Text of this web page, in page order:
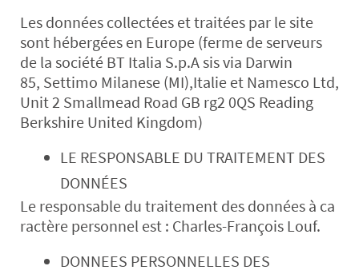
Les données collectées et traitées par le site
sont hébergées en Europe (ferme de serveurs
de la société BT Italia S.p.A sis via Darwin
85, Settimo Milanese (MI),Italie et Namesco Ltd,
Unit 2 Smallmead Road GB rg2 0QS Reading
Berkshire United Kingdom)
LE RESPONSABLE DU TRAITEMENT DES
DONNÉES
Le responsable du traitement des données à ca
ractère personnel est : Charles-François Louf.
DONNEES PERSONNELLES DES